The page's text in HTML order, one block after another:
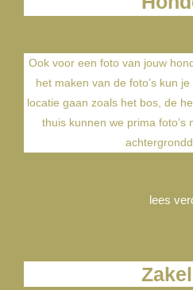
Ook voor een foto van jouw
het maken van de foto’s kun
locatie gaan zoals het bos, de
thuis kunnen we prima foto’s
lees